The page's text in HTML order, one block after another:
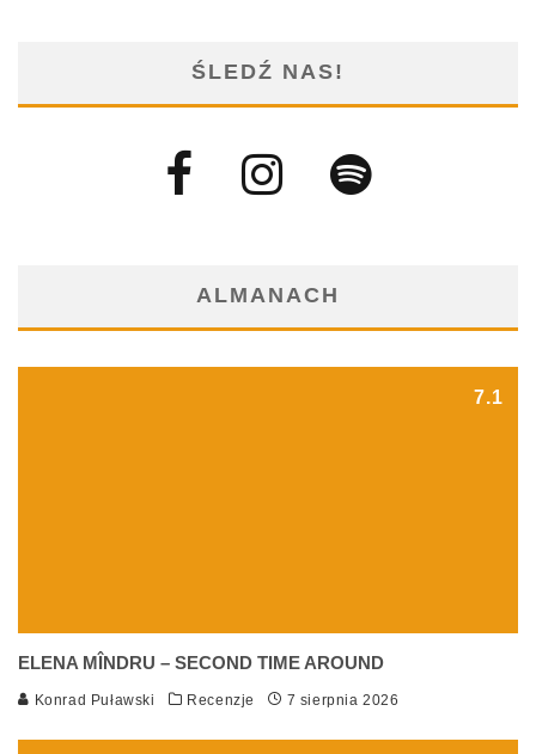
ŚLEDŹ NAS!
ALMANACH
7.1
ELENA MÎNDRU – SECOND TIME AROUND
Konrad Puławski Recenzje 7 sierpnia 2026